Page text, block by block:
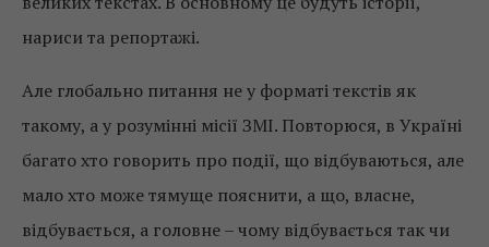
нариси та репортажі.
Але глобально питання не у форматі текстів як
такому, а у розумінні місії ЗМІ. Повторюся, в Україні
багато хто говорить про події, що відбуваються, але
мало хто може тямуще пояснити, а що, власне,
відбувається, а головне – чому відбувається так чи